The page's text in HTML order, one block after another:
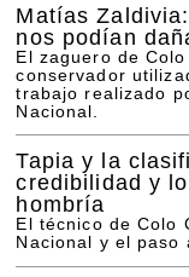
Matías
nos podían
El zaguero de
conservador
trabajo realizado
Nacional.
Tapia y la
credibilidad y
hombría
El técnico de Colo
Nacional y el paso